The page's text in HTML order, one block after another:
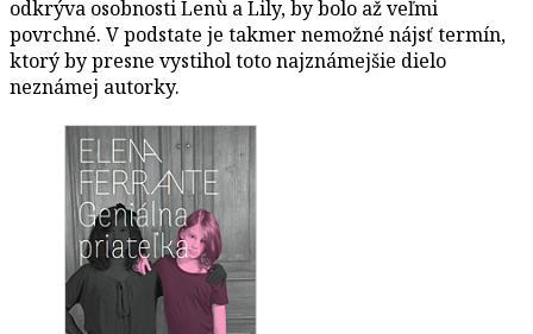
odkrýva osobnosti Lenù a Lily, by bolo až veľmi
povrchné. V podstate je takmer nemožné nájsť termín,
ktorý by presne vystihol toto najznámejšie dielo
neznámej autorky.